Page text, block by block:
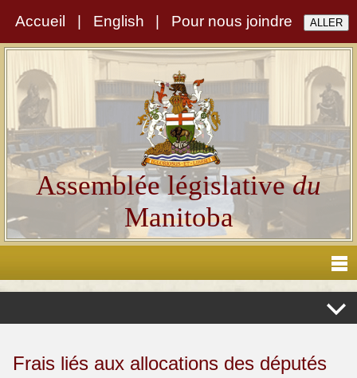
Accueil English Pour nous joindre
Assemblée législativedu
Manitoba
Frais liés aux allocations des députés